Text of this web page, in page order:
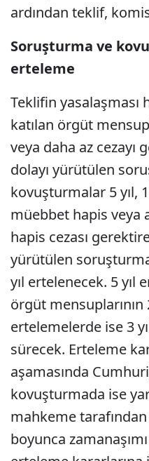
ardından teklif,
Soruşturma ve
erteleme
Teklifin
katılan örgüt
veya daha az cezayı
dolayı yürütülen
kovuşturmalar 5 yıl,
müebbet hapis veya
hapis cezası
yürütülen
yıl ertelenecek. 5 yıl
örgüt mensuplarının
ertelemelerde ise 3
sürecek. Erteleme
aşamasında
kovuşturmada ise
mahkeme
boyunca